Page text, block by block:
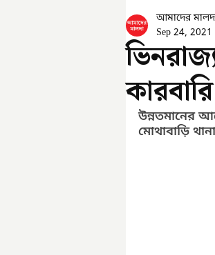
আমাদের
Sep 24, 2021
উন্নতমানের
মোথাবাড়ি